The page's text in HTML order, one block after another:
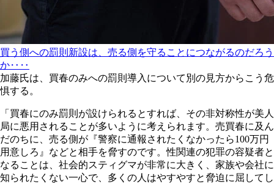
買う側への罰則新設は、売る側を守ることにつながるのだろう
か‥‥
加藤氏は、買春のみへの罰則導入について別の見方からこう危
惧する。
「買春にのみ罰則が設けられるとすれば、その非対称性が美人
局に悪用されることが多いように考えられます。売買春に及ん
だのちに、売る側が『警察に通報されたくなかったら100万円
用意しろ』などと相手を脅すのです。性関連の犯罪の容疑者と
なることは、社会的スティグマが非常に大きく、家族や会社に
知られたくない一心で、多くの人はやすやすと脅迫に屈してし